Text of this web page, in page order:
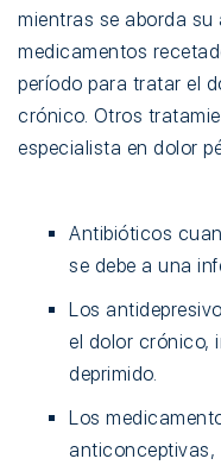
mientras se aborda su
medicamentos
período para tratar el
crónico. Otros
especialista en dolor
Antibióticos
se debe a una
Los
el dolor crónico,
deprimido.
Los
anticonceptivas,